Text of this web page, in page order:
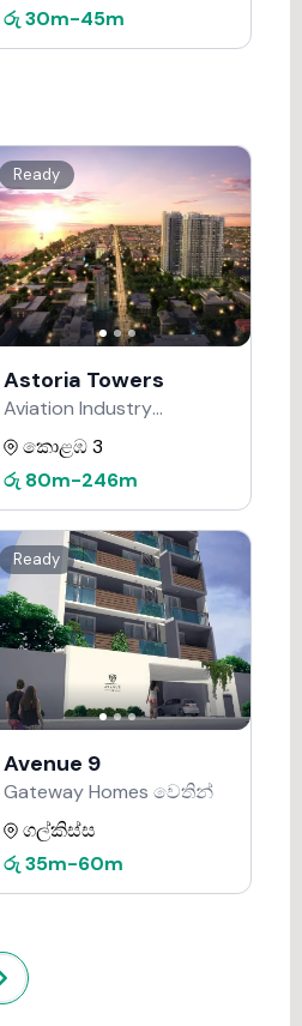
රු 30m-45m
Ready
Astoria Towers
Aviation Industry
Corporation of China
වෙතින්
කොළඹ 3
රු 80m-246m
Ready
Avenue 9
Gateway Homes වෙතින්
ගල්කිස්ස
රු 35m-60m